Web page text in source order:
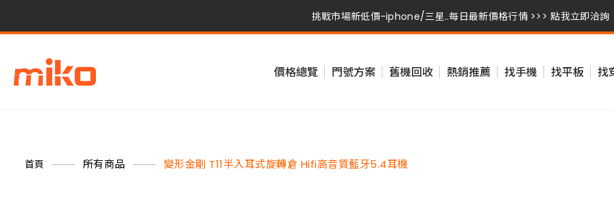
挑戰市場新低價-iphone/三星..每日最新價格行情 >>> 點我立即洽詢
挑戰市場新低價-iphone/三星..每日最新價格行情 >>> 點我立即洽詢
價格總覽 門號方案 舊機回收 熱銷推薦 找手機 找平板 找
首頁 所有商品 變形金剛 T11半入耳式旋轉倉 Hifi高音質藍牙5.4耳機